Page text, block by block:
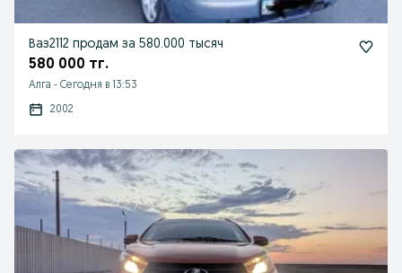
Ваз2112 продам за 580.000 тысяч
580 000 тг.
Алга - Сегодня в 13:53
2002